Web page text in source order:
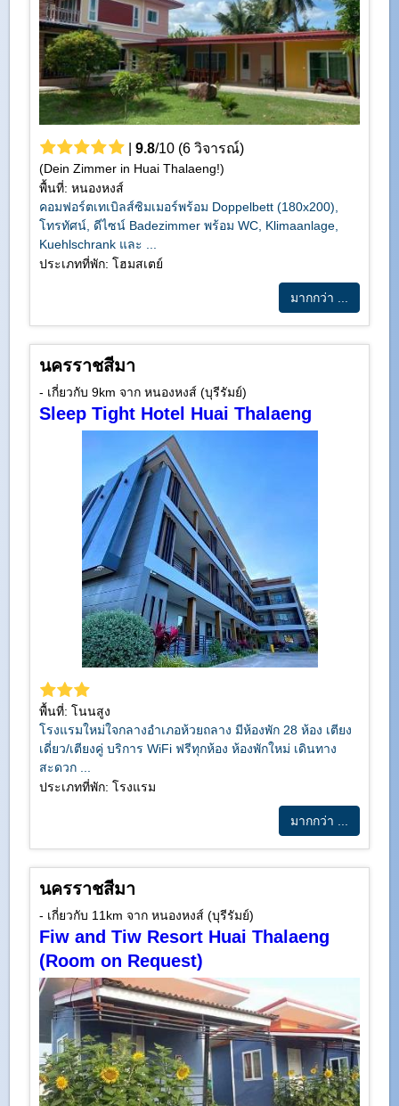
|9.8/10 (6 วิจารณ์)
(Dein Zimmer in Huai Thalaeng!)
พื้นที่: หนองหงส์
คอมฟอร์ตเทเบิลส์ซิมเมอร์พร้อม Doppelbett (180x200),
โทรทัศน์, ดีไซน์ Badezimmer พร้อม WC, Klimaanlage,
Kuehlschrank และ ...
ประเภทที่พัก: โฮมสเตย์
มากกว่า ...
นครราชสีมา
- เกี่ยวกับ 9km จาก หนองหงส์ (บุรีรัมย์)
Sleep Tight Hotel Huai Thalaeng
พื้นที่: โนนสูง
โรงแรมใหม่ใจกลางอำเภอห้วยถลาง มีห้องพัก 28 ห้อง เตียง
เดี่ยว/เตียงคู่ บริการ WiFi ฟรีทุกห้อง ห้องพักใหม่ เดินทาง
สะดวก ...
ประเภทที่พัก: โรงแรม
มากกว่า ...
นครราชสีมา
- เกี่ยวกับ 11km จาก หนองหงส์ (บุรีรัมย์)
Fiw and Tiw Resort Huai Thalaeng
(Room on Request)